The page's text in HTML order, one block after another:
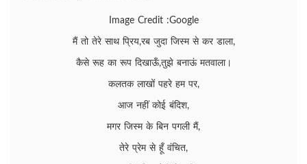
Image Credit :Google
मैं तो तेरे साथ प्रिय,रब जुदा जिस्म से कर डाला,
कैसे रूह का रूप दिखाऊँ,तुझे बनाऊं मतवाला।
कलतक लाखों पहरे हम पर,
आज नहीं कोई बंदिश,
मगर जिस्म के बिन पगली मैं,
तेरे प्रेम से हूँ वंचित,